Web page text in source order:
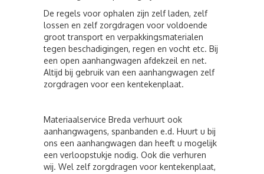
De regels voor ophalen zijn zelf laden, zelf
lossen en zelf zorgdragen voor voldoende
groot transport en verpakkingsmaterialen
tegen beschadigingen, regen en vocht etc. Bij
een open aanhangwagen afdekzeil en net.
Altijd bij gebruik van een aanhangwagen zelf
zorgdragen voor een kentekenplaat.
Materiaalservice Breda verhuurt ook
aanhangwagens, spanbanden e.d. Huurt u bij
ons een aanhangwagen dan heeft u mogelijk
een verloopstukje nodig. Ook die verhuren
wij. Wel zelf zorgdragen voor kentekenplaat,